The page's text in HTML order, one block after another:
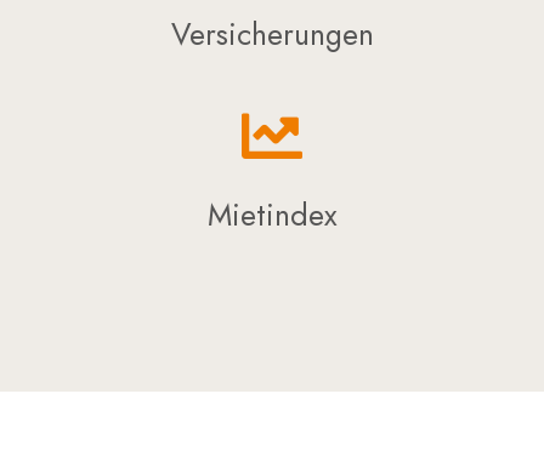
Versicherungen
Mietindex